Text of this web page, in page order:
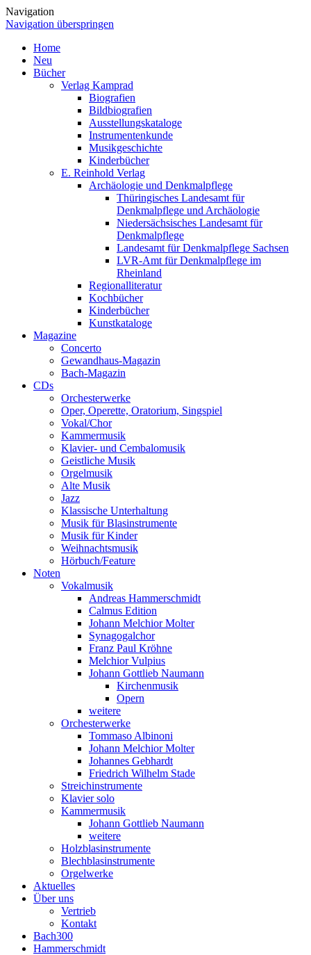
Navigation
Navigation überspringen
Home
Neu
Bücher
Verlag Kamprad
Biografien
Bildbiografien
Ausstellungskataloge
Instrumentenkunde
Musikgeschichte
Kinderbücher
E. Reinhold Verlag
Archäologie und Denkmalpflege
Thüringisches Landesamt für
Denkmalpflege und Archäologie
Niedersächsisches Landesamt für
Denkmalpflege
Landesamt für Denkmalpflege Sachsen
LVR-Amt für Denkmalpflege im
Rheinland
Regionalliteratur
Kochbücher
Kinderbücher
Kunstkataloge
Magazine
Concerto
Gewandhaus-Magazin
Bach-Magazin
CDs
Orchesterwerke
Oper, Operette, Oratorium, Singspiel
Vokal/Chor
Kammermusik
Klavier- und Cembalomusik
Geistliche Musik
Orgelmusik
Alte Musik
Jazz
Klassische Unterhaltung
Musik für Blasinstrumente
Musik für Kinder
Weihnachtsmusik
Hörbuch/Feature
Noten
Vokalmusik
Andreas Hammerschmidt
Calmus Edition
Johann Melchior Molter
Synagogalchor
Franz Paul Kröhne
Melchior Vulpius
Johann Gottlieb Naumann
Kirchenmusik
Opern
weitere
Orchesterwerke
Tommaso Albinoni
Johann Melchior Molter
Johannes Gebhardt
Friedrich Wilhelm Stade
Streichinstrumente
Klavier solo
Kammermusik
Johann Gottlieb Naumann
weitere
Holzblasinstrumente
Blechblasinstrumente
Orgelwerke
Aktuelles
Über uns
Vertrieb
Kontakt
Bach300
Hammerschmidt